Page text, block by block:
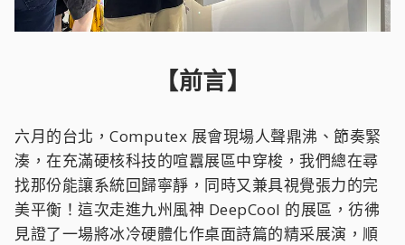
【前言】
六月的台北，Computex 展會現場人聲鼎沸、節奏緊
湊，在充滿硬核科技的喧囂展區中穿梭，我們總在尋
找那份能讓系統回歸寧靜，同時又兼具視覺張力的完
美平衡！這次走進九州風神 DeepCool 的展區，彷彿
見證了一場將冰冷硬體化作桌面詩篇的精采展演，順